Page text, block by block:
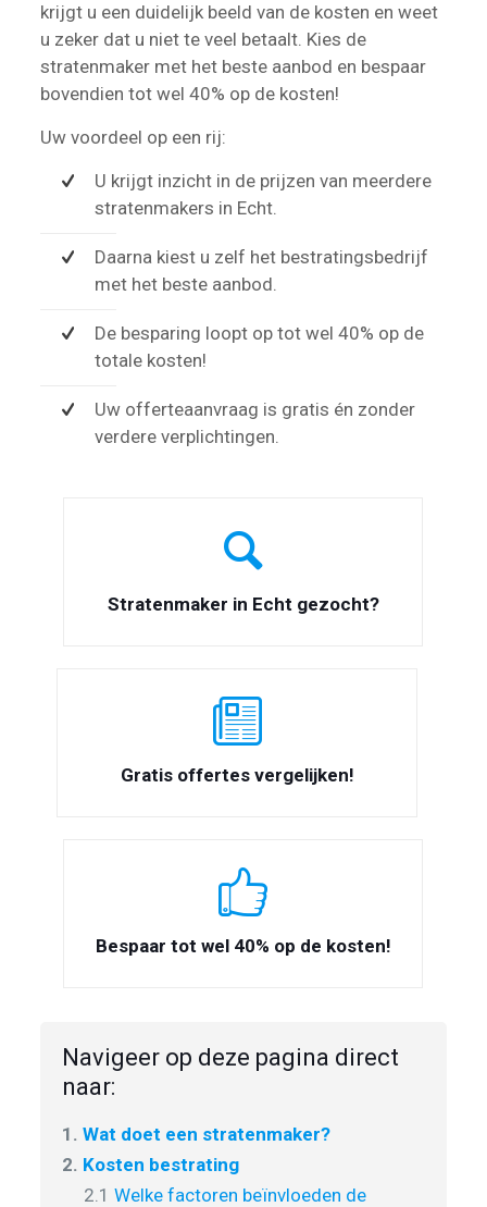
krijgt u een duidelijk beeld van de kosten en weet
u zeker dat u niet te veel betaalt. Kies de
stratenmaker met het beste aanbod en bespaar
bovendien tot wel 40% op de kosten!
Uw voordeel op een rij:
U krijgt inzicht in de prijzen van meerdere
stratenmakers in Echt.
Daarna kiest u zelf het bestratingsbedrijf
met het beste aanbod.
De besparing loopt op tot wel 40% op de
totale kosten!
Uw offerteaanvraag is gratis én zonder
verdere verplichtingen.
Stratenmaker in Echt gezocht?
Gratis offertes vergelijken!
Bespaar tot wel 40% op de kosten!
Navigeer op deze pagina direct
naar:
1. Wat doet een stratenmaker?
2. Kosten bestrating
2.1 Welke factoren beïnvloeden de